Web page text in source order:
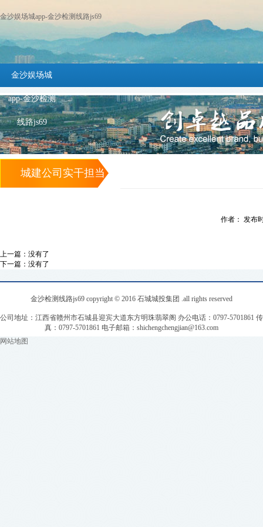
金沙娱场城app-金沙检测线路js69
金沙娱场城
app-金沙检测
线路js69
城建公司实干担当
城app
作者： 发布
上一篇：没有了
下一篇：没有了
金沙检测线路js69 copyright © 2016 石城城投集团 .all rights reserved
公司地址：江西省赣州市石城县迎宾大道东方明珠翡翠阁 办公电话：0797-5701861 传
真：0797-5701861 电子邮箱： shichengchengjian@163.com
网站地图